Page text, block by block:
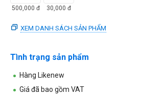
500,000 đ 30,000 đ
XEM DANH SÁCH SẢN PHẨM
Tình trạng sản phẩm
Hàng Likenew
Giá đã bao gồm VAT